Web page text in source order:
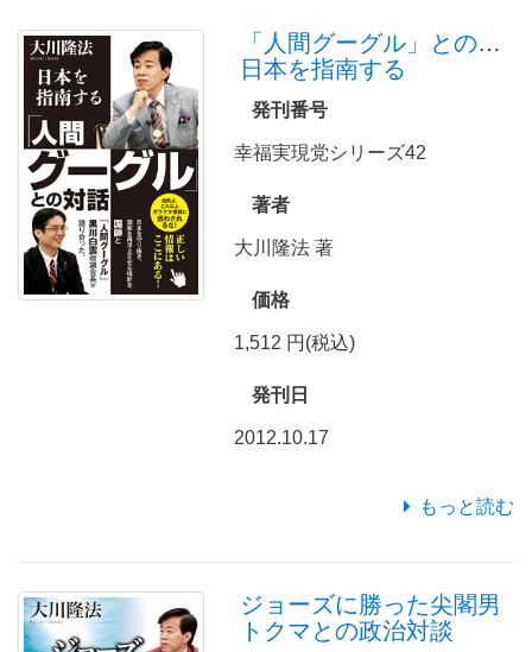
「人間グーグル」との対話
日本を指南する
発刊番号
幸福実現党シリーズ42
著者
大川隆法 著
価格
1,512 円(税込)
発刊日
2012.10.17
もっと読む
ジョーズに勝った尖閣男
トクマとの政治対談